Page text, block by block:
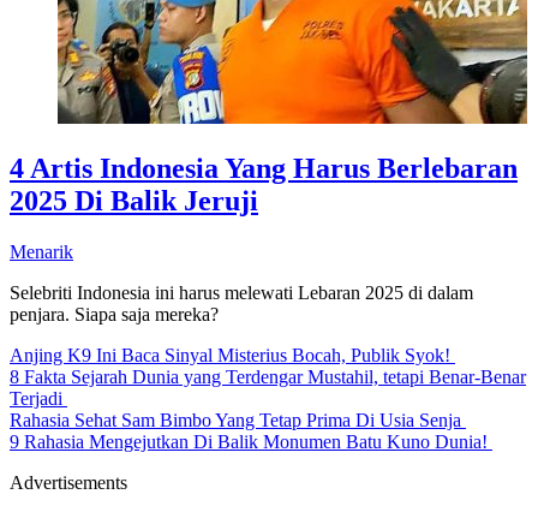
4 Artis Indonesia Yang Harus Berlebaran
2025 Di Balik Jeruji
Menarik
Selebriti Indonesia ini harus melewati Lebaran 2025 di dalam
penjara. Siapa saja mereka?
Anjing K9 Ini Baca Sinyal Misterius Bocah, Publik Syok!
8 Fakta Sejarah Dunia yang Terdengar Mustahil, tetapi Benar-Benar
Terjadi
Rahasia Sehat Sam Bimbo Yang Tetap Prima Di Usia Senja
9 Rahasia Mengejutkan Di Balik Monumen Batu Kuno Dunia!
Advertisements